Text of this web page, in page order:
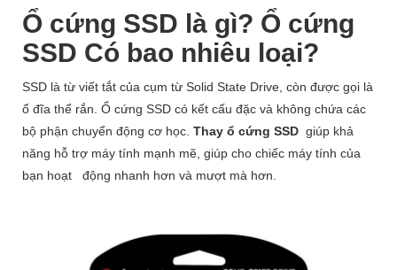
Ổ cứng SSD là gì? Ổ cứng
SSD Có bao nhiêu loại?
SSD là từ viết tắt của cụm từ Solid State Drive, còn được gọi là
ổ đĩa thể rắn. Ổ cứng SSD có kết cấu đặc và không chứa các
bộ phận chuyển động cơ học. Thay ổ cứng SSD giúp khả
năng hỗ trợ máy tính mạnh mẽ, giúp cho chiếc máy tính của
bạn hoạt
động nhanh hơn và mượt mà hơn.